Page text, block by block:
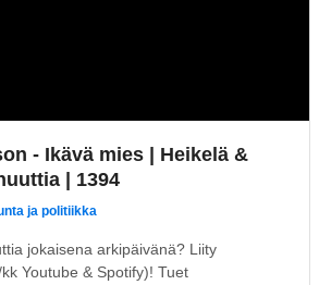
- Ikävä mies | Heikelä &
| 1394
ja politiikka
jokaisena arkipäivänä? Liity
Youtube & Spotify)! Tuet